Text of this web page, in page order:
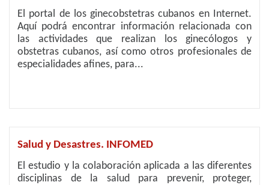
El portal de los ginecobstetras cubanos en Internet.
Aquí podrá encontrar información relacionada con
las actividades que realizan los ginecólogos y
obstetras cubanos, así como otros profesionales de
especialidades afines, para...
Salud y Desastres. INFOMED
El estudio y la colaboración aplicada a las diferentes
disciplinas de la salud para prevenir, proteger,